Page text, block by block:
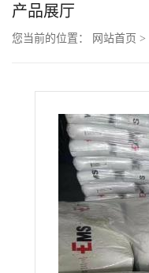
页
公
产品展厅
您当前的位置： 网站首页 >